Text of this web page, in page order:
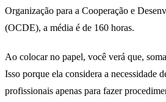
Organização para a Cooperação e
(OCDE), a média é de 160 horas.
Ao colocar no papel, você verá que,
Isso porque ela considera a necessidade
profissionais apenas para fazer